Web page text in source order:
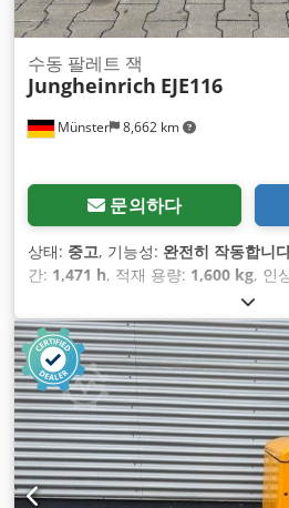
Münster 8,662 km
수동 팔레트 잭
Jungheinrich EJE116
문의하다
상태: 중고, 기능성: 완전히 작동합니
간: 1,471 h, 적재 용량: 1,600 kg, 인
1,313 mm, 포크
량:439 kg, 총 길이:1,644 mm, 구
720 mm,